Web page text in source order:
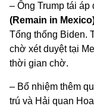
– Ông Trump tái áp
(Remain in
Tổng thống Biden.
chờ xét duyệt tại
thời gian chờ.
– Bổ nhiệm thêm
trú và Hải quan